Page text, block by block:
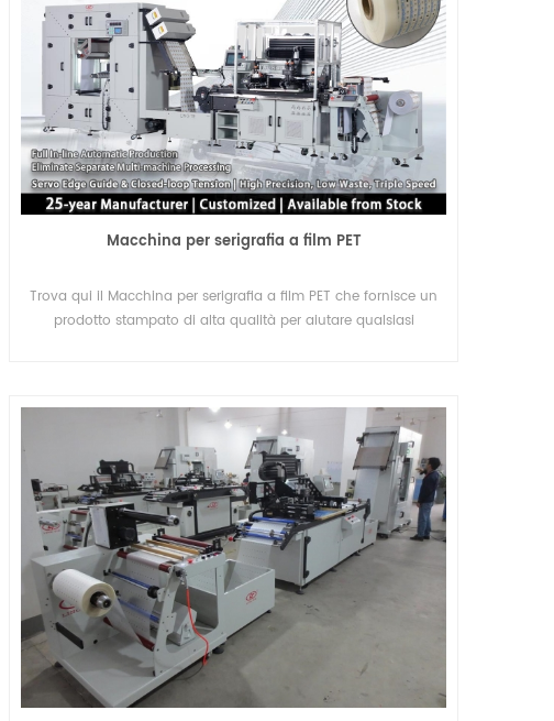
to roll
roll to
Questa ribobinatrice è ideale per i produttori
Macchina per serigrafia a film PET
Trova qui il Macchina per serigrafia a film PET che fornisce un
prodotto stampato di alta qualità per aiutare qualsiasi